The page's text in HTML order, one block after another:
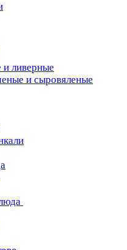
ливерные
и сыровяленые